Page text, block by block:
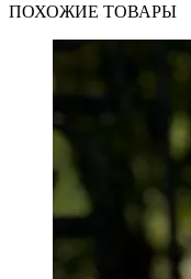
ПОХОЖИЕ ТОВАРЫ